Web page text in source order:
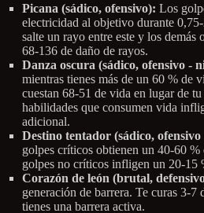
Picana (sádico, ofensivo): Los
electricidad al objetivo durante
salte un rayo entre este y los
68-136 de daño de rayos.
Danza oscura (sádico, ofensivo -
mientras tienes más de un 60 % de
cuestan 68-51 de vida en lugar de
habilidades que consumen vida
adicional.
Destino tentador (sádico,
golpes críticos obtienen un 40-60
golpes no críticos infligen un 20-15
Corazón de león (brutal,
generación de barrera. Te curas 3-7
tienes una barrera activa.